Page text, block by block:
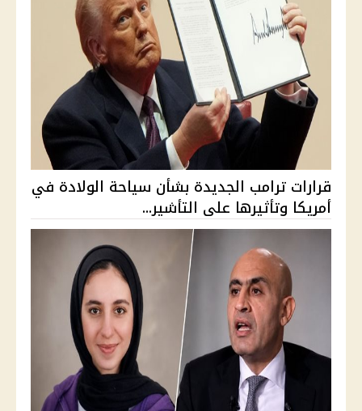
قرارات ترامب الجديدة بشأن سياحة الولادة في
أمريكا وتأثيرها على التأشير...